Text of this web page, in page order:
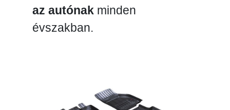
az autónakminden
évszakban.